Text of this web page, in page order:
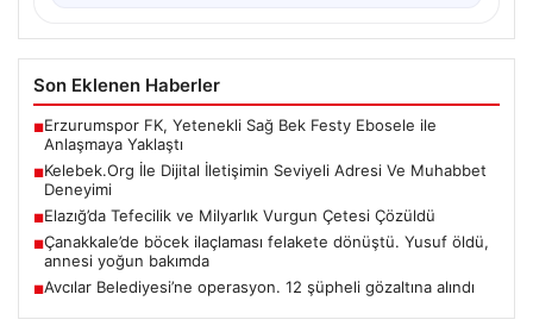
Son Eklenen Haberler
■Erzurumspor FK, Yetenekli Sağ Bek Festy Ebosele ile
Anlaşmaya Yaklaştı
■Kelebek.Org İle Dijital İletişimin Seviyeli Adresi Ve Muhabbet
Deneyimi
■Elazığ’da Tefecilik ve Milyarlık Vurgun Çetesi Çözüldü
■Çanakkale’de böcek ilaçlaması felakete dönüştü. Yusuf öldü,
annesi yoğun bakımda
■Avcılar Belediyesi’ne operasyon. 12 şüpheli gözaltına alındı